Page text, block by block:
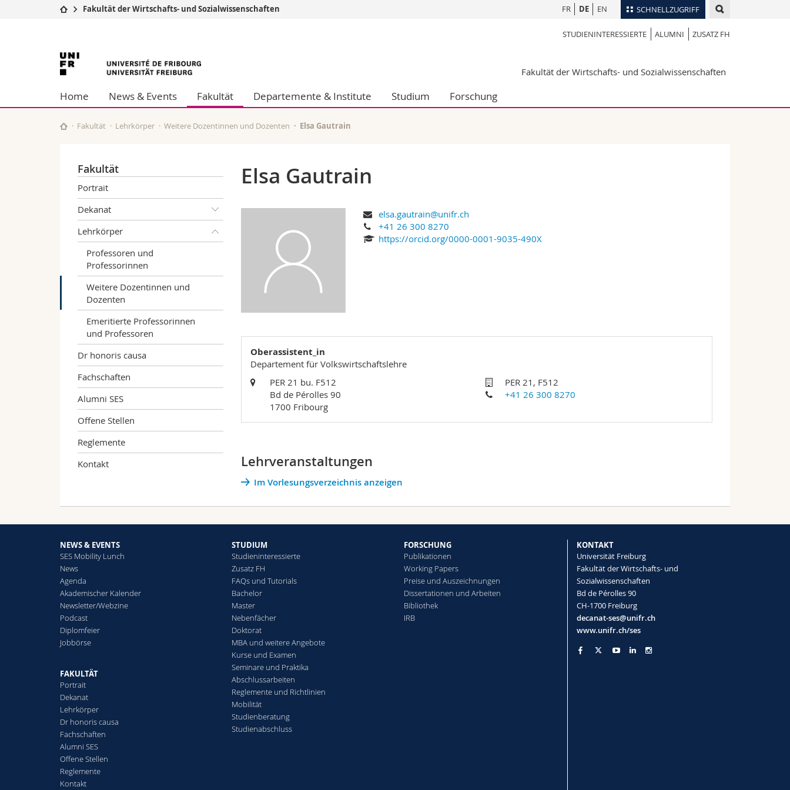
SCHNELLZUGRIFF
Studium
Campus
Universität
Weiterbildung
Theologische Fak.
Philosophische Fak.
Fak. für Erziehungs- und Bildungswissenschaften
Math.-Nat. und Med. Fak.
Forschende
Mitarbeitende
Personenverzeichnis
Bibliotheken
Vorlesungsverzeichnis
FR DE EN
Fakultät der Wirtschafts- und Sozialwissenschaften
STUDIENINTERESSIERTE ALUMNI ZUSATZ FH
Universität
Freiburg
Fakultät der Wirtschafts- und Sozialwissenschaften
Home News & Events Fakultät Departemente & Institute Studium Forschung
Fakultät Lehrkörper Weitere Dozentinnen und Dozenten Elsa Gautrain
Fakultät
Portrait
Dekanat
Lehrkörper
Professoren und
Professorinnen
Weitere Dozentinnen und
Dozenten
Emeritierte Professorinnen
und Professoren
Dr honoris causa
Fachschaften
Alumni SES
Offene Stellen
Reglemente
Kontakt
Elsa Gautrain
elsa.gautrain@unifr.ch
+41 26 300 8270
https://orcid.org/0000-0001-9035-490X
Oberassistent_in
Departement für Volkswirtschaftslehre
PER 21 bu. F512
Bd de Pérolles 90
1700 Fribourg
PER 21, F512
+41 26 300 8270
Lehrveranstaltungen
Im Vorlesungsverzeichnis anzeigen
NEWS & EVENTS
SES Mobility Lunch
News
Agenda
Akademischer Kalender
Newsletter/Webzine
Podcast
Diplomfeier
Jobbörse
FAKULTÄT
Portrait
Dekanat
Lehrkörper
Dr honoris causa
Fachschaften
Alumni SES
Offene Stellen
Reglemente
Kontakt
STUDIUM
Studieninteressierte
Zusatz FH
FAQs und Tutorials
Bachelor
Master
Nebenfächer
Doktorat
MBA und weitere Angebote
Kurse und Examen
Seminare und Praktika
Abschlussarbeiten
Reglemente und Richtlinien
Mobilität
Studienberatung
Studienabschluss
FORSCHUNG
Publikationen
Working Papers
Preise und Auszeichnungen
Dissertationen und Arbeiten
Bibliothek
IRB
KONTAKT
Universität Freiburg
Fakultät der Wirtschafts- und
Sozialwissenschaften
Bd de Pérolles 90
CH-1700 Freiburg
decanat-ses@unifr.ch
www.unifr.ch/ses